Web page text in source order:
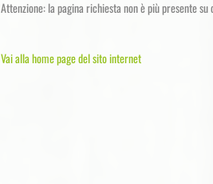
Attenzione: la pagina richiesta non è più presente
Vai alla home page del sito internet